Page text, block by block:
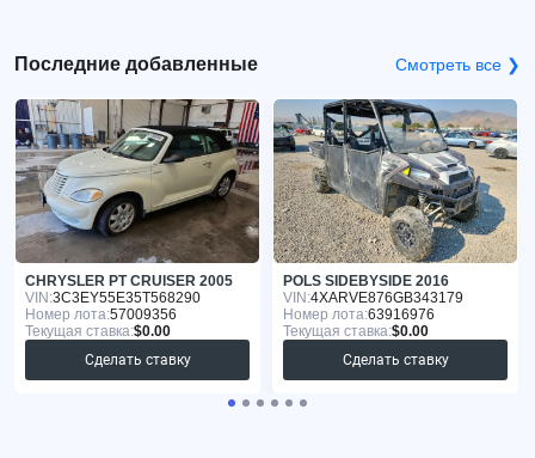
Последние добавленные Смотреть все ❯
CHRYSLER PT CRUISER 2005
VIN:3C3EY55E35T568290
Номер лота:57009356
Текущая ставка:$0.00
Сделать ставку
POLS SIDEBYSIDE 2016
VIN:4XARVE876GB343179
Номер лота:63916976
Текущая ставка:$0.00
Сделать ставку